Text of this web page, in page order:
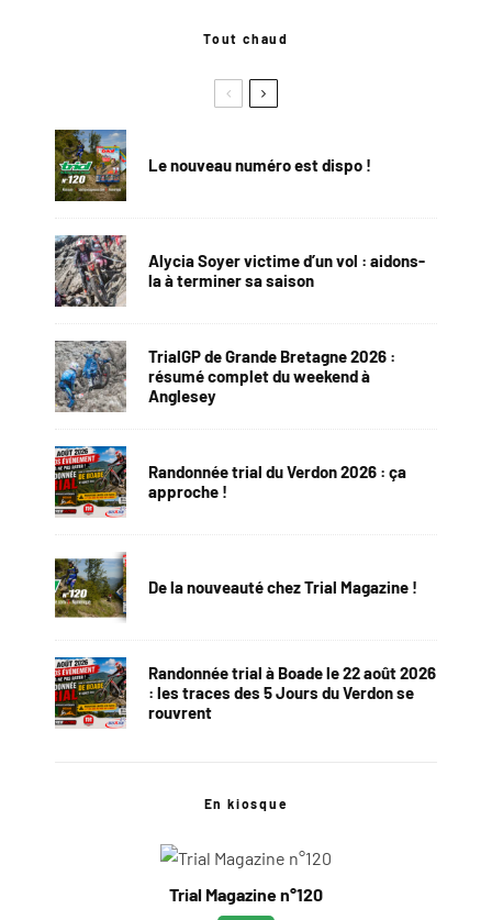
Tout chaud
Le nouveau numéro est dispo !
Alycia Soyer victime d’un vol : aidons-
la à terminer sa saison
TrialGP de Grande Bretagne 2026 :
résumé complet du weekend à
Anglesey
Randonnée trial du Verdon 2026 : ça
approche !
De la nouveauté chez Trial Magazine !
Randonnée trial à Boade le 22 août 2026
: les traces des 5 Jours du Verdon se
rouvrent
En kiosque
Trial Magazine n°120